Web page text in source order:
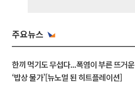
주요뉴스
한끼 먹기도 무섭다...폭염이 부른 뜨거운
‘밥상 물가’[뉴노멀 된 히트플레이션]